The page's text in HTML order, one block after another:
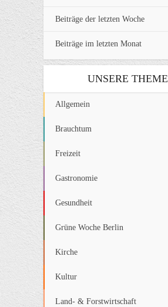
Beiträge der letzten Woche
Beiträge im letzten Monat
UNSERE
Allgemein
Brauchtum
Freizeit
Gastronomie
Gesundheit
Grüne Woche Berlin
Kirche
Kultur
Land- & Forstwirtschaft